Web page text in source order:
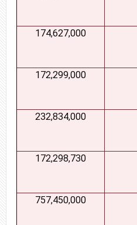
174,627,000
172,299,000
232,834,000
172,298,730
757,450,000